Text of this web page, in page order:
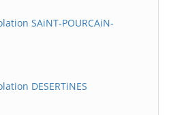
SAiNT-POURCAiN-
DESERTiNES